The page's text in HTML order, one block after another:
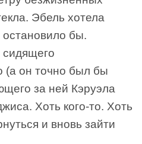
Эбель хотела
остановило бы.
(а он точно был бы
за ней Кэруэла
Хоть кого-то. Хоть
и вновь зайти